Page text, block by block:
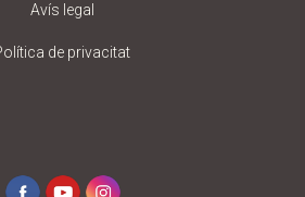
Avís legal
de privacitat